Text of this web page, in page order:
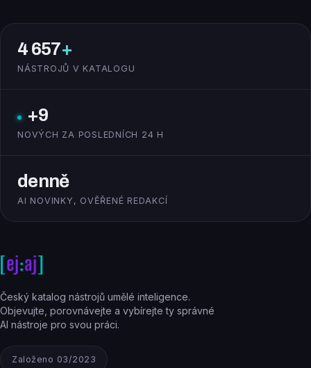
4 657+
NÁSTROJŮ V KATALOGU
+9
NOVÝCH ZA POSLEDNÍCH 24 H
denně
AI NOVINKY, OVĚŘENÉ REDAKCÍ
Český katalog nástrojů umělé inteligence.
Objevujte, porovnávejte a vybírejte ty správné
AI nástroje pro svou práci.
Založeno 03/2023